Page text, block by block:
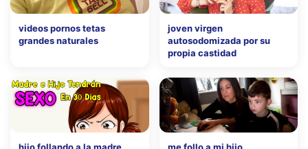
videos pornos tetas
grandes naturales
joven virgen
autosodomizada por su
propia castidad